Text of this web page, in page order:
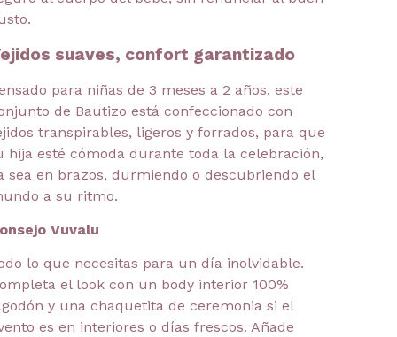
suaves, confort garantizado
para niñas de 3 meses a 2 años, este
de Bautizo está confeccionado con
transpirables, ligeros y forrados, para que
hija esté cómoda durante toda la celebración,
sea en brazos, durmiendo o descubriendo el
a su ritmo.
Vuvalu
lo que necesitas para un día inolvidable.
el look con un body interior 100%
y una chaquetita de ceremonia si el
es en interiores o días frescos. Añade